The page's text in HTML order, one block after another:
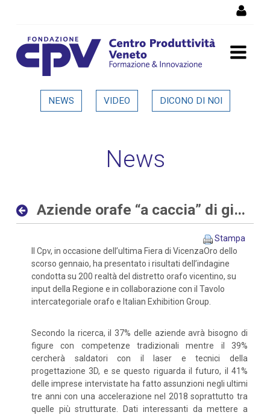
Aziende orafe “a caccia” di
digitali che tradizionali -
NEWS VIDEO DICONO DI NOI
News
Aziende orafe “a caccia” di giovani sia con competenze digitali che tradizionali
Stampa
Il Cpv, in occasione dell’ultima Fiera di VicenzaOro dello
scorso gennaio, ha presentato i risultati dell’indagine
condotta su 200 realtà del distretto orafo vicentino, su
input della Regione e in collaborazione con il Tavolo
intercategoriale orafo e Italian Exhibition Group.
Secondo la ricerca, il 37% delle aziende avrà bisogno di
figure con competenze tradizionali mentre il 39%
cercherà saldatori con il laser e tecnici della
progettazione 3D, e se questo riguarda il futuro, il 41%
delle imprese intervistate ha fatto assunzioni negli ultimi
tre anni con una accelerazione nel 2018 soprattutto tra
quelle più strutturate. Dati interessanti da mettere a